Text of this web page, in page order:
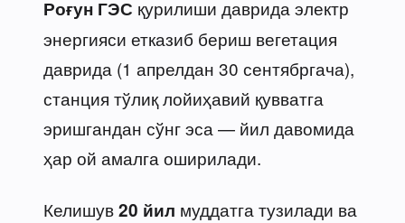
Роғун ГЭС қурилиши даврида электр
энергияси етказиб бериш вегетация
даврида (1 апрелдан 30 сентябргача),
станция тўлиқ лойиҳавий қувватга
эришгандан сўнг эса — йил давомида
ҳар ой амалга оширилади.
Келишув20 йил муддатга тузилади ва